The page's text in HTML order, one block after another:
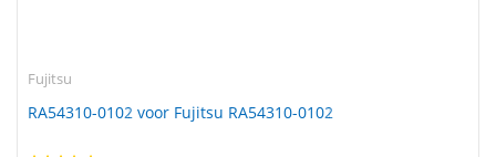
Fujitsu
RA54310-0102 voor Fujitsu RA54310-0102